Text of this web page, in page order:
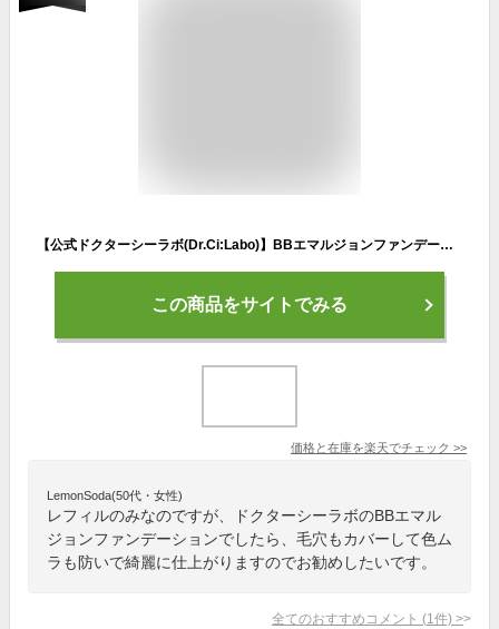
【公式ドクターシーラボ(Dr.Ci:Labo)】BBエマルジョンファンデーションレフィル(落ち着いた肌色) ※別途専用のケースの購入が必要※ スポンジ付 ファンデーション リフィル 詰め替え クリームファンデ クリームファンデーション ドクター
この商品をサイトでみる
価格と在庫を楽天でチェック >>
LemonSoda(50代・女性)
レフィルのみなのですが、ドクターシーラボのBBエマル
ジョンファンデーションでしたら、毛穴もカバーして色ム
ラも防いで綺麗に仕上がりますのでお勧めしたいです。
全てのおすすめコメント (1 件) >